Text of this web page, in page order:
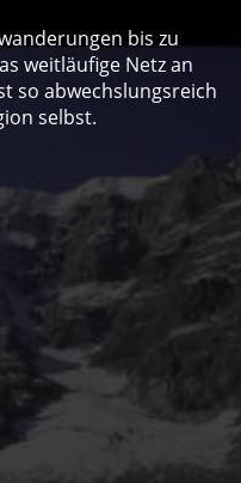
bis zu
weitläufige Netz an
so abwechslungsreich
selbst.